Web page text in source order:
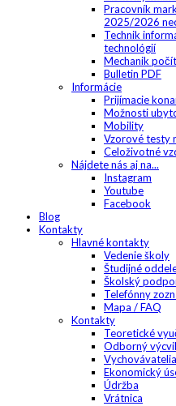
Pracovník
2025/2026
Technik
technológií
Mechanik
Bulletin PDF
Informácie
Prijímacie
Možnosti
Mobility
Vzorové testy
Celoživotné
Nájdete nás aj na...
Instagram
Youtube
Facebook
Blog
Kontakty
Hlavné kontakty
Vedenie školy
Študijné
Školský
Telefónny
Mapa / FAQ
Kontakty
Teoretické
Odborný
Ekonomický
Údržba
Vrátnica